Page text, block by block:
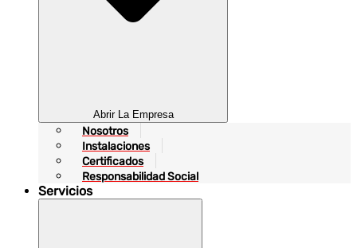
Abrir La Empresa
Nosotros
Instalaciones
Certificados
Responsabilidad Social
Servicios